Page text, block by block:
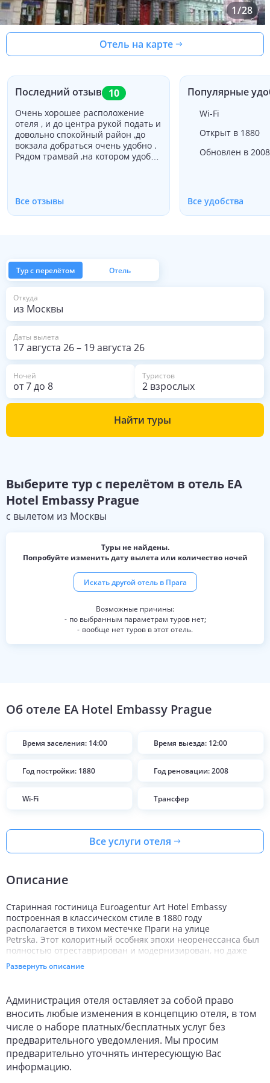
1/28
Отель на карте
Последний отзыв 10
Очень хорошее расположение
отеля , и до центра рукой подать и
довольно спокойный район ,до
вокзала добраться очень удобно .
Рядом трамвай ,на котором удобно
завтрак .
Все отзывы
Популярные
Wi-Fi
Открыт в 1880
Обновлен в 2008
Все удобства
Тур с перелётом Отель
Откуда
из Москвы
Даты вылета
17 августа 26– 19 августа 26
Ночей
от7до 8
Туристов
2 взрослых
Найти туры
Выберите тур с перелётом в отель EA
Hotel Embassy Prague
с вылетом из Москвы
Туры не найдены.
Попробуйте изменить дату вылета или количество ночей
Искать другой отель в Прага
по выбранным параметрам туров нет;
вообще нет туров в этот отель.
Об отеле EA Hotel Embassy Prague
Время заселения: 14:00 Время выезда: 12:00
Год постройки: 1880 Год реновации: 2008
Wi-Fi Трансфер
Все услуги отеля
Описание
Старинная гостиница Euroagentur Art Hotel Embassy
построенная в классическом стиле в 1880 году
располагается в тихом местечке Праги на улице
Petrska. Этот колоритный особняк эпохи неоренессанса был
полностью отреставрирован и модернизирован, но даже
несмотря на существенные изменения, отель продолжает
сохранять непередаваемую атмосферу ушедших
отделке помещений, выполненных в стиле арт-деко с
арками и колоннами с витиеватой лепниной и украшенной
позолотой меблировкой. Множество великолепных картин и
больших гобеленов на стенах превосходно довершают их
внутреннюю элегантную обстановку. В пяти минутах ходьбы
от Euroagentur Art Hotel Embassy находятся площадь
Республики, где сосредоточены два крупных торговых
центра Kotva и Palladium, в пятнадцати - известная
Развернуть описание
Администрация отеля оставляет за собой право
вносить любые изменения в концепцию отеля, в том
числе о наборе платных/бесплатных услуг без
предварительного уведомления. Мы просим
предварительно уточнять интересующую Вас
информацию.